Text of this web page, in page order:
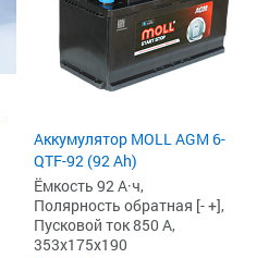
Аккумулятор MOLL AGM 6-
QTF-92 (92 Ah)
Ёмкость 92 А·ч,
Полярность обратная [- +],
Пусковой ток 850 А,
353x175x190